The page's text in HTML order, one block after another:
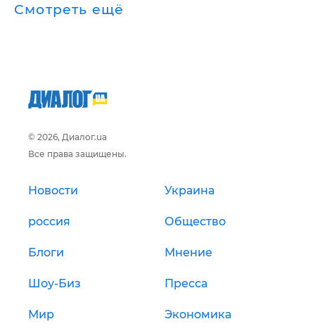
Смотреть ещё
© 2026, Диалог.ua
Все права защищены.
Новости Украина
россия Общество
Блоги Мнение
Шоу-Биз Пресса
Мир Экономика